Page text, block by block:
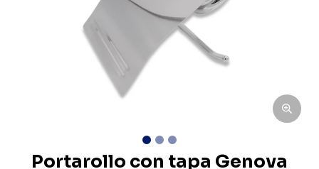
Portarollo con tapa Genova